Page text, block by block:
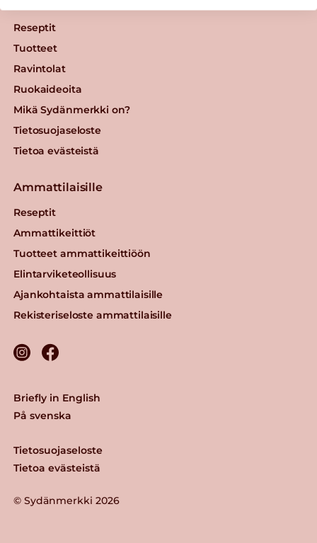
Reseptit
Tuotteet
Ravintolat
Ruokaideoita
Mikä Sydänmerkki on?
Tietosuojaseloste
Tietoa evästeistä
Ammattilaisille
Reseptit
Ammattikeittiöt
Tuotteet ammattikeittiöön
Elintarviketeollisuus
Ajankohtaista ammattilaisille
Rekisteriseloste ammattilaisille
© Sydänmerkki 2026
Tietosuojaseloste
Tietoa evästeistä
Briefly in English
På svenska